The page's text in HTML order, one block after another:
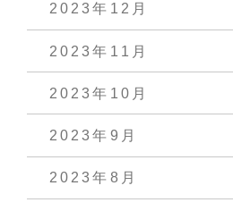
2023年12月
2023年11月
2023年10月
2023年9月
2023年8月